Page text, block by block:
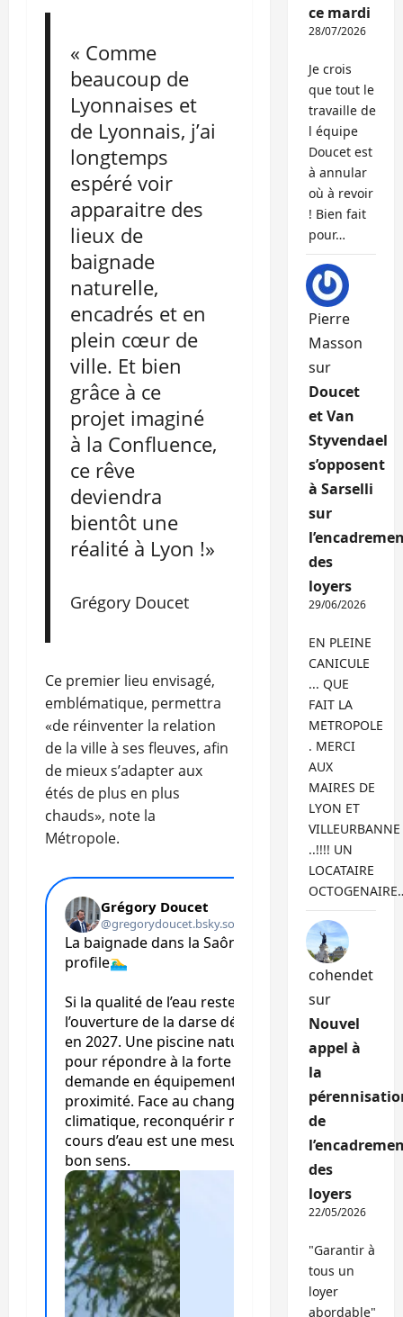
« Comme
beaucoup de
Lyonnaises et
de Lyonnais, j’ai
longtemps
espéré voir
apparaitre des
lieux de
baignade
naturelle,
encadrés et en
plein cœur de
ville. Et bien
grâce à ce
projet imaginé
à la Confluence,
ce rêve
deviendra
bientôt une
réalité à Lyon !»
Grégory Doucet
Ce premier lieu envisagé,
emblématique, permettra
«de réinventer la relation
de la ville à ses fleuves, afin
de mieux s’adapter aux
étés de plus en plus
chauds», note la
Métropole.
ce mardi
28/07/2026
Je crois
que tout le
travaille de
l équipe
Doucet est
à annular
où à revoir
! Bien fait
pour…
Pierre
Masson
sur
Doucet
et Van
Styvendael
s’opposent
à Sarselli
sur
des
loyers
29/06/2026
EN PLEINE
CANICULE
... QUE
FAIT LA
METROPOLE
. MERCI
AUX
MAIRES DE
LYON ET
VILLEURBANNE
..!!!! UN
LOCATAIRE
cohendet
sur
Nouvel
appel à
la
de
des
loyers
22/05/2026
"Garantir à
tous un
loyer
abordable"